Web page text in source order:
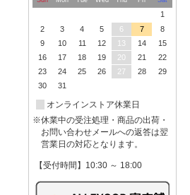
1
2
3 4 5 6 7
8
9
10 11 12 13 14
15
16
17 18 19 20 21
22
23
24 25 26 27 28
29
30
31
オンラインストア休業日
※休業中の受注処理・商品の出荷・
お問い合わせメールへの返答は翌
営業日の対応となります。
【受付時間】10:30 ～ 18:00